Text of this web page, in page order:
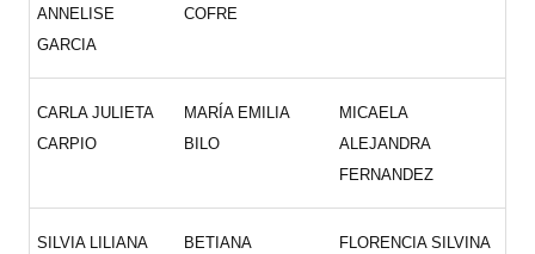
ANNELISE
GARCIA
COFRE
CARLA JULIETA
CARPIO
MARÍA EMILIA
BILO
MICAELA
ALEJANDRA
FERNANDEZ
SILVIA LILIANA
BETIANA
FLORENCIA SILVINA